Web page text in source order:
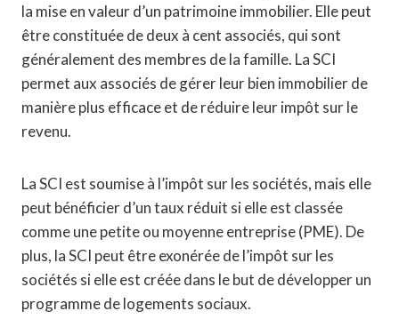
la mise en valeur d’un patrimoine immobilier. Elle peut
être constituée de deux à cent associés, qui sont
généralement des membres de la famille. La SCI
permet aux associés de gérer leur bien immobilier de
manière plus efficace et de réduire leur impôt sur le
revenu.
La SCI est soumise à l’impôt sur les sociétés, mais elle
peut bénéficier d’un taux réduit si elle est classée
comme une petite ou moyenne entreprise (PME). De
plus, la SCI peut être exonérée de l’impôt sur les
sociétés si elle est créée dans le but de développer un
programme de logements sociaux.